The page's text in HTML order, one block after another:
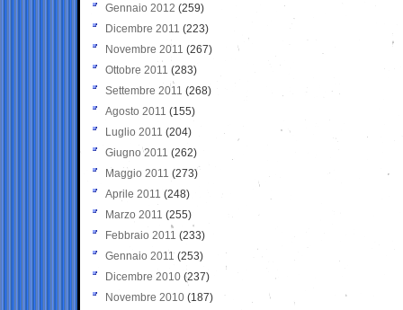
Gennaio 2012 (259)
Dicembre 2011 (223)
Novembre 2011 (267)
Ottobre 2011 (283)
Settembre 2011 (268)
Agosto 2011 (155)
Luglio 2011 (204)
Giugno 2011 (262)
Maggio 2011 (273)
Aprile 2011 (248)
Marzo 2011 (255)
Febbraio 2011 (233)
Gennaio 2011 (253)
Dicembre 2010 (237)
Novembre 2010 (187)